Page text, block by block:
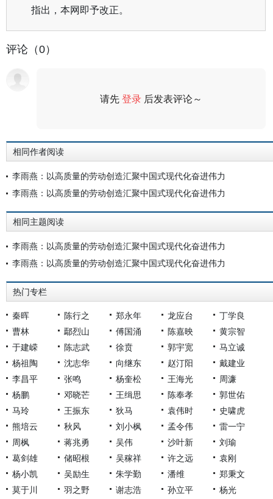
指出，本网即予改正。
评论（0）
请先登录 后发表评论～
相同作者阅读
李雨燕：以高质量的劳动创造汇聚中国式现代化奋进伟力
李雨燕：以高质量的劳动创造汇聚中国式现代化奋进伟力
相同主题阅读
李雨燕：以高质量的劳动创造汇聚中国式现代化奋进伟力
李雨燕：以高质量的劳动创造汇聚中国式现代化奋进伟力
热门专栏
秦晖 陈行之 郑永年 龙应台
丁学良
曹林
鄢烈山 傅国涌 陈嘉映
黄宗智
于建嵘
陈志武 徐贲 郭宇宽
马立诚
杨祖陶
沈志华 向继东 赵汀阳
戴建业
李昌平
张鸣 杨奎松 王海光
周濂
杨鹏
邓晓芒 王缉思 陈奉孝
郭世佑
马玲
王振东 狄马 袁伟时
史啸虎
熊培云
秋风 刘小枫 孟令伟
雷一宁
周枫
蒋兆勇 吴伟 沙叶新
刘瑜
葛剑雄
储昭根 吴稼祥 许之远
袁刚
杨小凯
吴励生 朱学勤 潘维
郑秉文
莫于川
羽之野 谢志浩 孙立平 杨光